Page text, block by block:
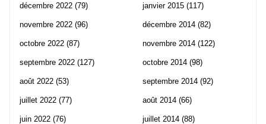
décembre 2022 (79)
novembre 2022 (96)
octobre 2022 (87)
septembre 2022 (127)
août 2022 (53)
juillet 2022 (77)
juin 2022 (76)
janvier 2015 (117)
décembre 2014 (82)
novembre 2014 (122)
octobre 2014 (98)
septembre 2014 (92)
août 2014 (66)
juillet 2014 (88)